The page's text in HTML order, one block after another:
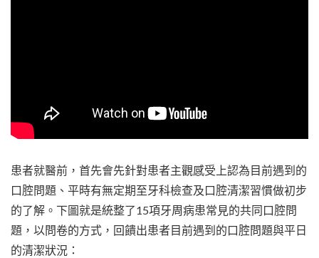
患者就醫前，首先會先針對患者主觀感受上認為目前遇到的
口腔問題、平時有無定期至牙科檢查及口腔清潔習慣做初步
的了解。下圖就是統整了15項牙周病患常見的共同口腔問
題，以問卷的方式，回饋出患者目前遇到的口腔問題與平日
的清潔狀況：